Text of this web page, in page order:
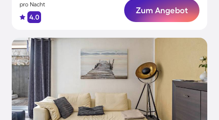
pro Nacht
4.0
Zum Angebot